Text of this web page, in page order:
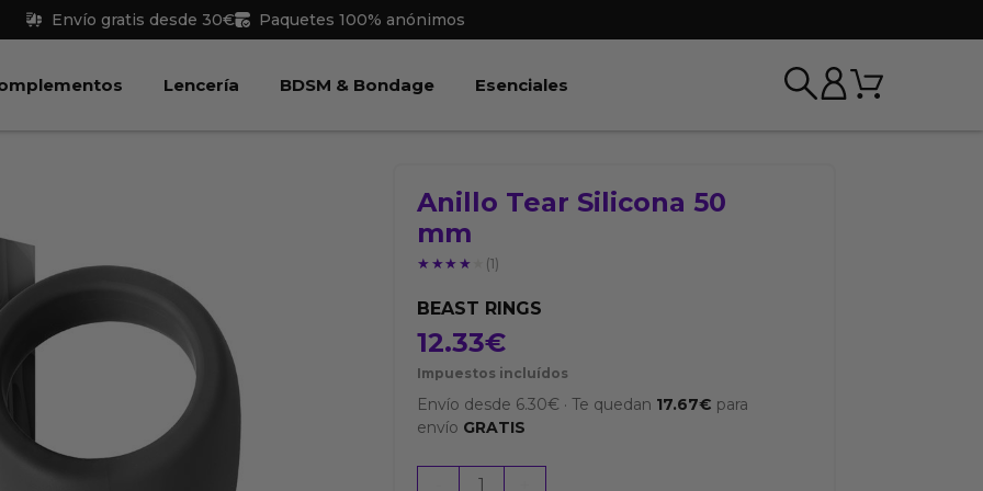
Envío gratis desde 30€ Paquetes 100% anónimos
Juguetes Abrir Complementos
Lencería Abrir Lencería
BDSM & Bondage Abrir BDSM & Bondage
Esenciales Carrito
Anillo Tear Silicona 50
mm
★★★★★
★★★★★ (1)
BEAST RINGS
12.33€
Impuestos incluídos
Envío desde 6.30€ ·Te quedan 17.67€ para
envío GRATIS